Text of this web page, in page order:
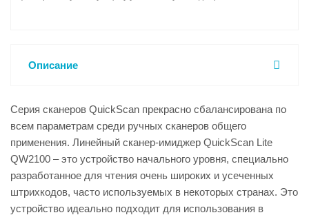
Описание
Серия сканеров QuickScan прекрасно сбалансирована по
всем параметрам среди ручных сканеров общего
применения. Линейный сканер-имиджер QuickScan Lite
QW2100 – это устройство начального уровня, специально
разработанное для чтения очень широких и усеченных
штрихкодов, часто используемых в некоторых странах. Это
устройство идеально подходит для использования в